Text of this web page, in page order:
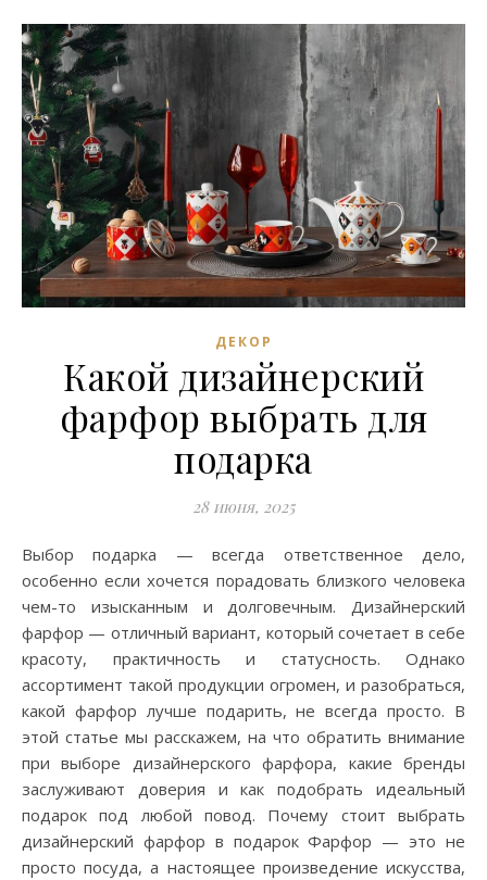
ДЕКОР
Какой дизайнерский
фарфор выбрать для
подарка
28 июня, 2025
Выбор подарка — всегда ответственное дело,
особенно если хочется порадовать близкого человека
чем-то изысканным и долговечным. Дизайнерский
фарфор — отличный вариант, который сочетает в себе
красоту, практичность и статусность. Однако
ассортимент такой продукции огромен, и разобраться,
какой фарфор лучше подарить, не всегда просто. В
этой статье мы расскажем, на что обратить внимание
при выборе дизайнерского фарфора, какие бренды
заслуживают доверия и как подобрать идеальный
подарок под любой повод. Почему стоит выбрать
дизайнерский фарфор в подарок Фарфор — это не
просто посуда, а настоящее произведение искусства,